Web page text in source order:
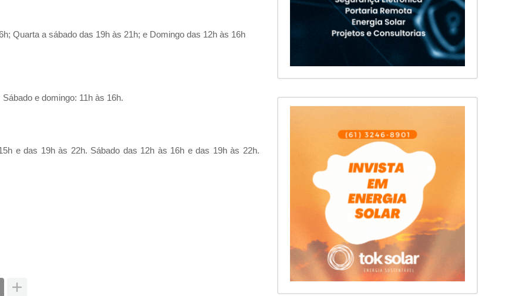
Quarta a sábado das 19h às 21h; e Domingo das 12h às 16h
e domingo: 11h às 16h.
e das 19h às 22h. Sábado das 12h às 16h e das 19h às 22h.